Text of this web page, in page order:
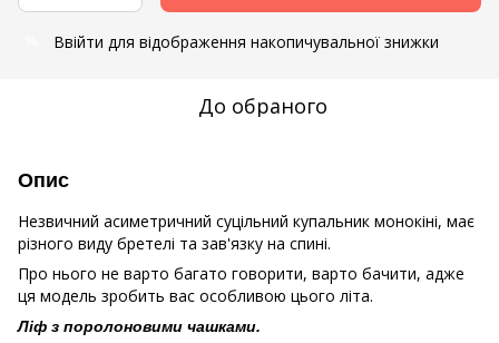
Ввійти для відображення накопичувальної знижки
До обраного
Опис
Незвичний асиметричний суцільний купальник монокіні, має
різного виду бретелі та зав'язку на спині.
Про нього не варто багато говорити, варто бачити, адже
ця модель зробить вас особливою цього літа.
Ліф з поролоновими чашками.